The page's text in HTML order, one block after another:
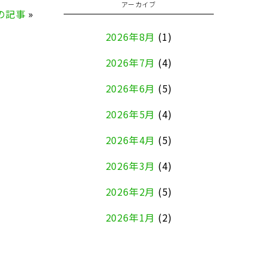
記事 »
アーカイブ
2026年8月 (1)
2026年7月 (4)
2026年6月 (5)
2026年5月 (4)
2026年4月 (5)
2026年3月 (4)
2026年2月 (5)
2026年1月 (2)